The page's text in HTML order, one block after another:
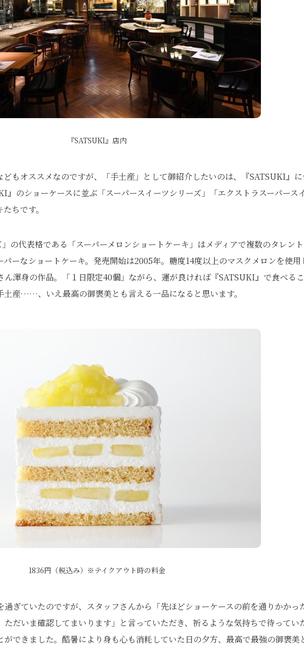
『SATSUKI』店内
どもオススメなのですが、「手土産」として御紹介したいのは、『SATSUKI』
』のショーケースに並ぶ「スーパースイーツシリーズ」「エクストラスーパース
ちです。
の代表格である「スーパーメロンショートケーキ」はメディアで複数のタレン
ーなショートケーキ。発売開始は2005年。糖度14度以上のマスクメロンを使用
ん渾身の作品。「１日限定40個」ながら、運が良ければ『SATSUKI』で食べるこ
土産……、いえ最高の御褒美とも言える一品になると思います。
1836円（税込み）※テイクアウト時の料金
ぎていたのですが、スタッフさんから「先ほどショーケースの前を通りかかっ
ただいま確認してまいります」と言っていただき、祈るような気持ちで待ってい
ができました。酷暑により身も心も消耗していた日の夕方、最高で最強の御褒美